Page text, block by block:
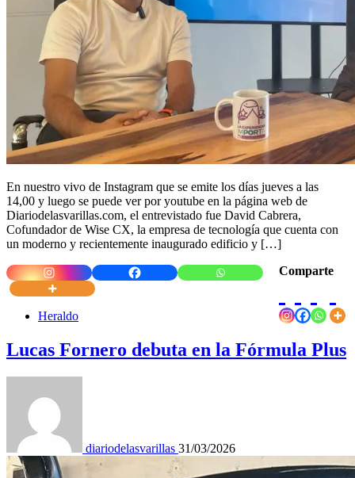
En nuestro vivo de Instagram que se emite los días jueves a las
14,00 y luego se puede ver por youtube en la página web de
Diariodelasvarillas.com, el entrevistado fue David Cabrera,
Cofundador de Wise CX, la empresa de tecnología que cuenta con
un moderno y recientemente inaugurado edificio y […]
Comparte
Heraldo
Lucas Fornero debuta en la Fórmula Plus
diariodelasvarillas 31/03/2026